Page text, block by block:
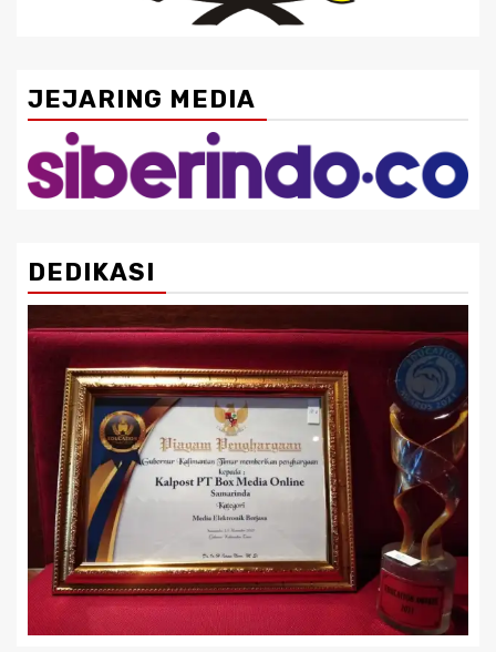
JEJARING MEDIA
DEDIKASI